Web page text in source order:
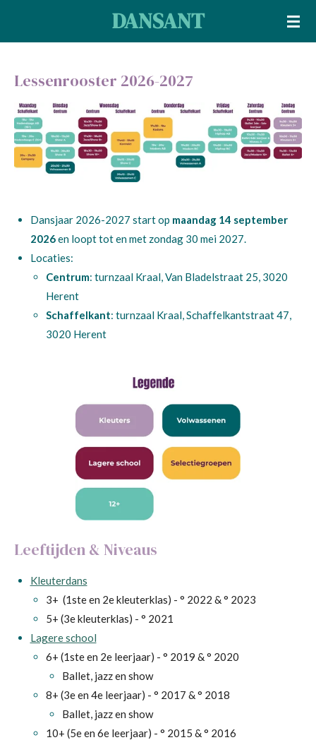
de
DANSANT
Lessenrooster 2026-2027
Dansjaar 2026-2027 start op maandag 14 september
2026en loopt tot en met zondag 30 mei 2027.
Locaties:
Centrum: turnzaal Kraal, Van Bladelstraat 25, 3020
Herent
Schaffelkant: turnzaal Kraal,Schaffelkantstraat 47,
3020 Herent
Leeftijden & Niveaus
Kleuterdans
3+ (1ste en 2e kleuterklas) - ° 2022 & ° 2023
5+ (3e kleuterklas) - ° 2021
Lagere school
6+ (1ste en 2e leerjaar) - ° 2019 & ° 2020
Ballet, jazz en show
8+ (3e en 4e leerjaar) - ° 2017 & ° 2018
Ballet, jazz en show
10+ (5e en 6e leerjaar) - ° 2015 & ° 2016